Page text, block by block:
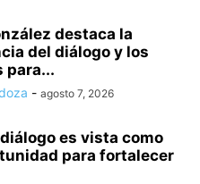
destaca la
del diálogo y los
para...
- agosto 7, 2026
es vista como
para fortalecer